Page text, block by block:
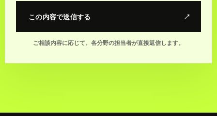
この内容で送信する ↗
ご相談内容に応じて、各分野の担当者が直接返信します。